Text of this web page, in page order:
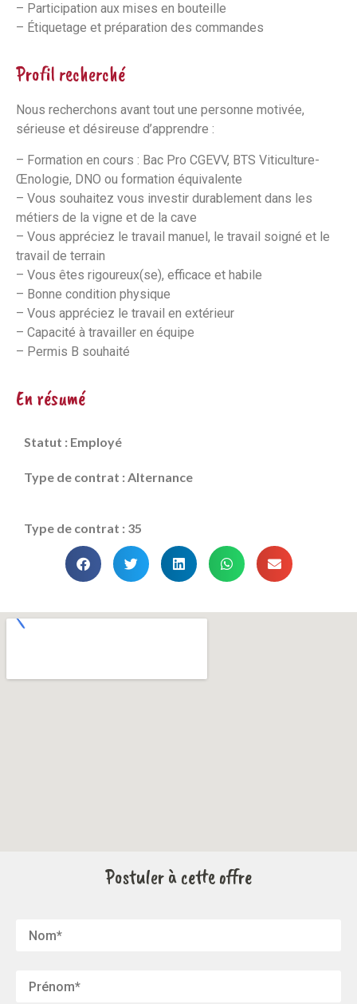
– Participation aux mises en bouteille
– Étiquetage et préparation des commandes
Profil recherché
Nous recherchons avant tout une personne motivée,
sérieuse et désireuse d’apprendre :
– Formation en cours : Bac Pro CGEVV, BTS Viticulture-
Œnologie, DNO ou formation équivalente
– Vous souhaitez vous investir durablement dans les
métiers de la vigne et de la cave
– Vous appréciez le travail manuel, le travail soigné et le
travail de terrain
– Vous êtes rigoureux(se), efficace et habile
– Bonne condition physique
– Vous appréciez le travail en extérieur
– Capacité à travailler en équipe
– Permis B souhaité
En résumé
Statut : Employé
Type de contrat : Alternance
Type de contrat : 35
Postuler à cette offre